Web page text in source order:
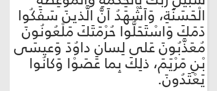
الْحَسَنَةِ، وَاَشْهَدُ اَنَّ الَّذينَ سَفَكُوا
دَمَكَ وَاسْتَحَلُّوا حُرْمَتَكَ مَلْعُونُونَ
مُعَذَّبُونَ عَلى لِسانِ داوُدَ وَعيسَى
بْنِ مَرْيَمَ، ذلِكَ بِما عَصَوْا وَكانُوا
يَعْتَدُونَ.